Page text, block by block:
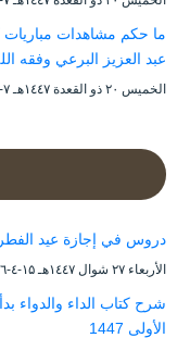
ما حكم مشاهدات مباريات
عبد العزيز البرعي وفقه
الخميس ۲۰ ذو القعدة ۱٤٤۷هـ ۷-۵-۲۰۲٦م
دروس في إجازة عيد الفطر
الأربعاء ۲۷ شوال ۱٤٤۷هـ ۱۵-٤-۲۰۲٦م
الأولى 1447